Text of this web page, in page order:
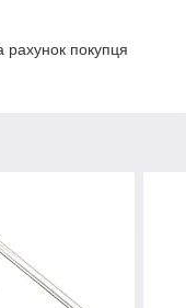
рахунок покупця